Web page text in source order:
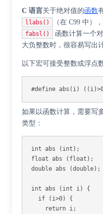
C 语言关于绝对值的函数
llabs() （在 C99 中），
fabsl()
函数计算一个
大负整数时，很容易写出
以下宏可接受整数或浮点
#define abs(i)
如果以函数计算，需要写
类型：
int abs ( int );
float
abs ( float );
double abs (double);
int abs ( int i)
{
if
( i>0)
{
return i;